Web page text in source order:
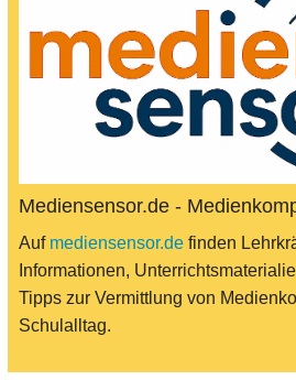
Mediensensor.de -
Auf mediensensor.de finden
Informationen,
Tipps zur Vermittlung von
Schulalltag.